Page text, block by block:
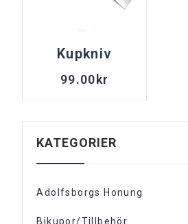
Kupkniv
99.00 kr
KATEGORIER
Adolfsborgs Honung
Bikupor/Tillbehör